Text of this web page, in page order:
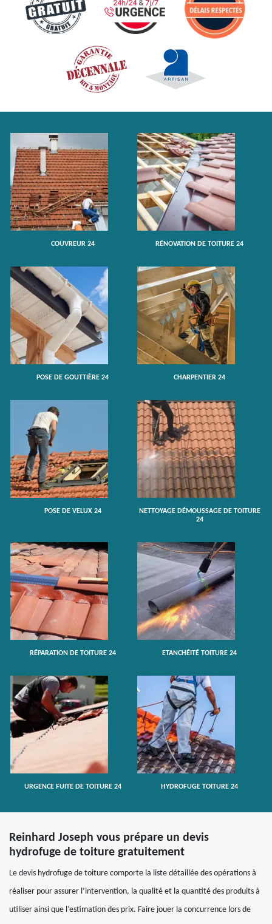
COUVREUR 24 RÉNOVATION DE TOITURE 24
POSE DE GOUTTIÈRE 24 CHARPENTIER 24
POSE DE VELUX 24
NETTOYAGE DÉMOUSSAGE DE TOITURE
24
RÉPARATION DE TOITURE 24 ETANCHÉITÉ TOITURE 24
URGENCE FUITE DE TOITURE 24 HYDROFUGE TOITURE 24
Reinhard Joseph vous prépare un devis
hydrofuge de toiture gratuitement
Le devis hydrofuge de toiture comporte la liste détaillée des opérations à
réaliser pour assurer l’intervention, la qualité et la quantité des produits à
utiliser ainsi que l’estimation des prix. Faire jouer la concurrence lors de